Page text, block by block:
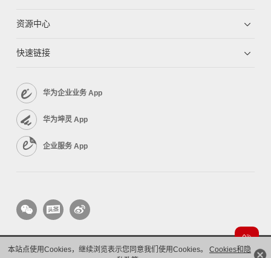
本站点使用Cookies，继续浏览表示您同意我们使用Cookies。 Cookies和隐
资源中心
快速链接
华为企业业务 App
华为坤灵 App
企业服务 App
版权所有 © 华为技术有限公司 1998-2026。 保留一切权利。粤A2-20044005号